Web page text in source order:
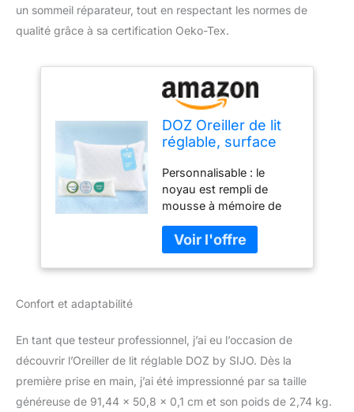
un sommeil réparateur, tout en respectant les normes de
qualité grâce à sa certification Oeko-Tex.
DOZ Oreiller de lit
réglable, surface
mousse à mémoire
de forme
déchiquetée,
fermeté moyenne,
parfait pour les
personnes dormant
sur le dos, le côté,
Personnalisable : le
noyau est rempli de
mousse à mémoire de
offrant un rembourrage
moelleux et un contour
précis pour votre tête et
remplissage pour obtenir
la hauteur et la fermeté
parfaites pour votre style
de sommeil. Pour dormir
sur le côté, dormir sur le
Confort et adaptabilité
En tant que testeur professionnel, j’ai eu l’occasion de
découvrir l’Oreiller de lit réglable DOZ by SIJO. Dès la
première prise en main, j’ai été impressionné par sa taille
généreuse de 91,44 x 50,8 x 0,1 cm et son poids de 2,74 kg.